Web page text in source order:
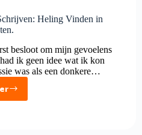
Heling Vinden in
besloot om mijn gevoelens
ik geen idee wat ik kon
was als een donkere…